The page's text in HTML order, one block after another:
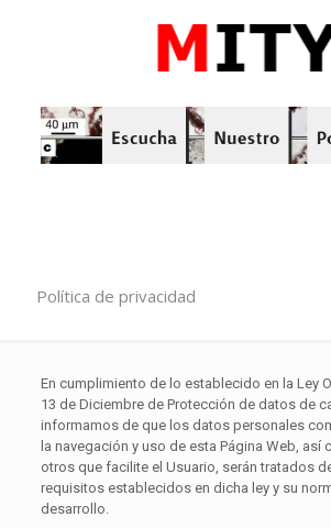
Política de privacidad
En cumplimiento de lo establecido en la Ley
13 de Diciembre de Protección de datos de
informamos de que los datos personales
la navegación y uso de esta Página Web, así
otros que facilite el Usuario, serán tratados
requisitos establecidos en dicha ley y su
desarrollo.